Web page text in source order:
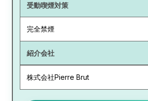
受動喫煙対策
完全禁煙
紹介会社
株式会社Pierre Brut